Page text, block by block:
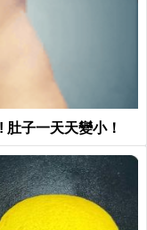
子一天天變小！